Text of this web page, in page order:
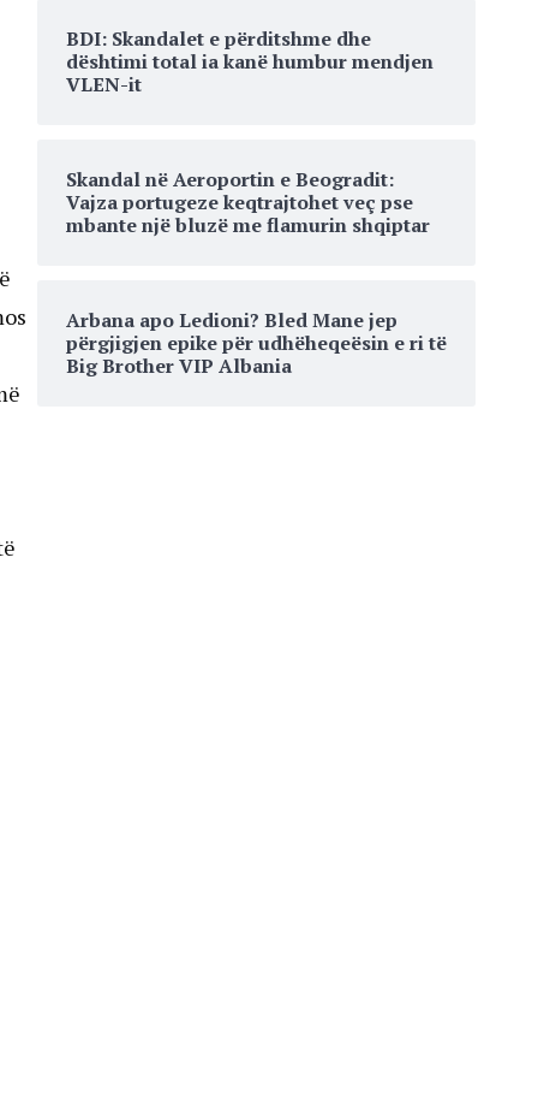
BDI: Skandalet e përditshme dhe
dështimi total ia kanë humbur mendjen
VLEN-it
Skandal në Aeroportin e Beogradit:
Vajza portugeze keqtrajtohet veç pse
mbante një bluzë me flamurin shqiptar
Arbana apo Ledioni? Bled Mane jep
përgjigjen epike për udhëheqeësin e ri të
Big Brother VIP Albania